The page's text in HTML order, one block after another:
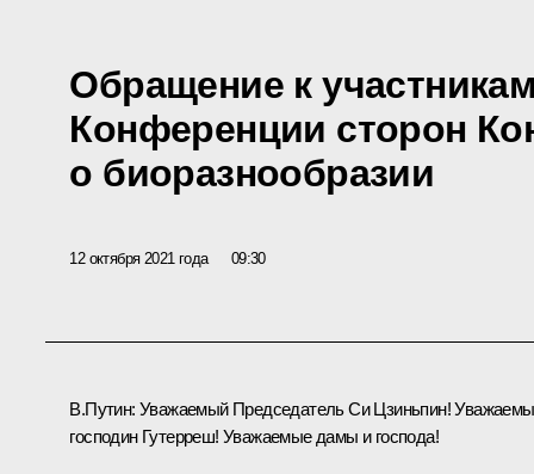
Обращение к
Конференции сторон
о биоразнообразии
12 октября 2021 года 09:30
В.Путин: Уважаемый Председатель Си Цзиньпин!
господин Гутерреш! Уважаемые дамы и господа!